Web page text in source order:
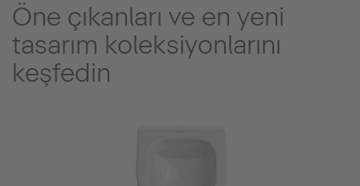
Öne çıkanları ve en yeni
tasarım koleksiyonlarını
keşfedin